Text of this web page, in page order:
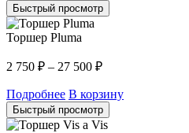
Быстрый просмотр
Торшер Pluma
2 750 ₽ – 27 500 ₽
Подробнее В корзину
Быстрый просмотр